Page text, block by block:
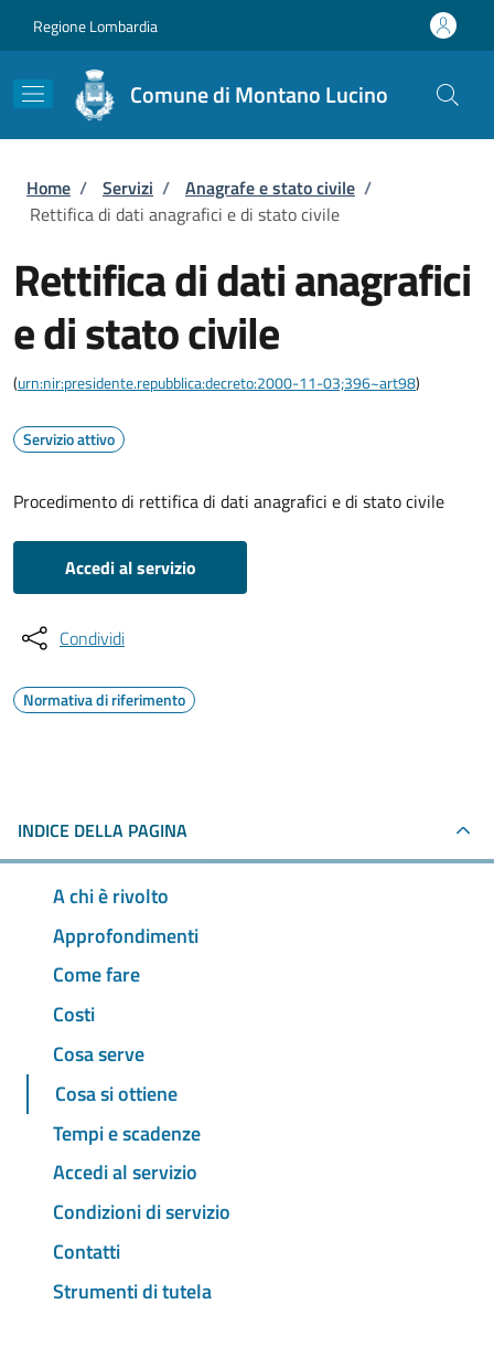
Regione Lombardia
Comune di Montano Lucino
Briciole di pane
Home / Servizi / Anagrafe e stato civile /
Rettifica di dati anagrafici e di stato civile
Rettifica di dati anagrafici
e di stato civile
(urn:nir:presidente.repubblica:decreto:2000-11-03;396~art98)
Servizio attivo
Procedimento di rettifica di dati anagrafici e di stato civile
Accedi al servizio
Condividi
Normativa di riferimento
INDICE DELLA PAGINA
A chi è rivolto
Approfondimenti
Come fare
Costi
Cosa serve
Cosa si ottiene
Tempi e scadenze
Accedi al servizio
Condizioni di servizio
Contatti
Strumenti di tutela